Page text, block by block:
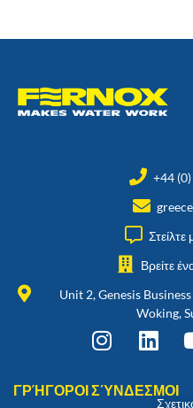
+44
Βρείτε
Unit 2, Genesis
Woking,
ΓΡΉΓΟΡΟΙ ΣΎΝΔΕΣΜΟΙ